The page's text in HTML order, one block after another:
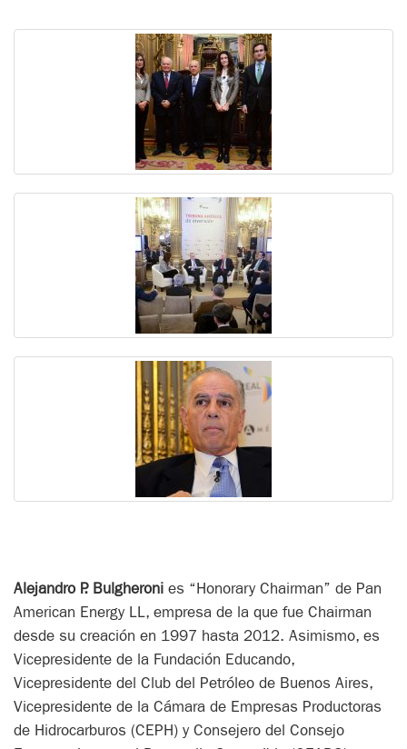
Alejandro P. Bulgheroni es “Honorary Chairman” de Pan
American Energy LL, empresa de la que fue Chairman
desde su creación en 1997 hasta 2012. Asimismo, es
Vicepresidente de la Fundación Educando,
Vicepresidente del Club del Petróleo de Buenos Aires,
Vicepresidente de la Cámara de Empresas Productoras
de Hidrocarburos (CEPH) y Consejero del Consejo